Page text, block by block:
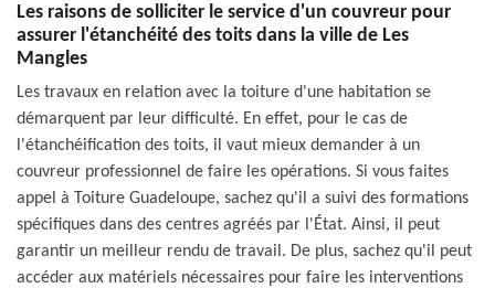
Les raisons de solliciter le service d'un couvreur pour
assurer l'étanchéité des toits dans la ville de Les
Mangles
Les travaux en relation avec la toiture d'une habitation se
démarquent par leur difficulté. En effet, pour le cas de
l'étanchéification des toits, il vaut mieux demander à un
couvreur professionnel de faire les opérations. Si vous faites
appel à Toiture Guadeloupe, sachez qu'il a suivi des formations
spécifiques dans des centres agréés par l'État. Ainsi, il peut
garantir un meilleur rendu de travail. De plus, sachez qu'il peut
accéder aux matériels nécessaires pour faire les interventions